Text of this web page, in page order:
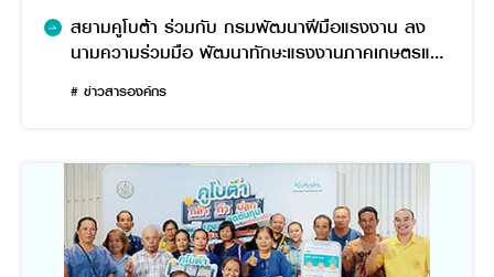
สยามคูโบต้า ร่วมกับ กรมพัฒนาฝีมือแรงงาน ลง
นามความร่วมมือ พัฒนาทักษะแรงงานภาคเกษตรและ
ก่อสร้าง รองรับการจ้างงาน
# ข่าวสารองค์กร